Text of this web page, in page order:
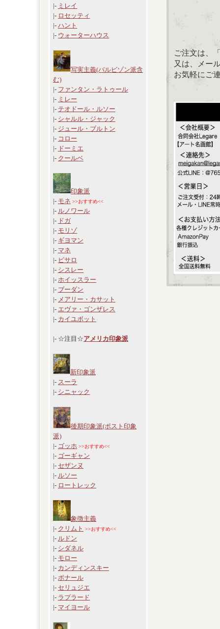
|- ミレイ
|- ロセッティ
|- ハント
|- ウォーターハウス
写実主義(バルビゾン派含
む)
|- ファンタン・ラトゥール
|- ミレー
|- テオドール・ルソー
|- シャルル・ジャック
|- ジュール・ブルトン
|- コロー
|- ドーミエ
|- クールベ
印象派
|- モネ >>おすすめ<<
|- ルノワール
|- ドガ
|- モリゾ
|- ギヨマン
|- マネ
|- ピサロ
|- シスレー
|- ホイッスラー
|- ブーダン
|- メアリー・カサット
|- エヴァ・ゴンザレス
|- カイユボット
|- ☆注目☆アメリカ印象派
新印象派
|- スーラ
|- シニャック
後期印象派(ポスト印象
派)
|- ゴッホ >>おすすめ<<
|- ゴーギャン
|- セザンヌ
|- ルソー
|- ロートレック
象徴主義
|- クリムト >>おすすめ<<
|- ルドン
|- シダネル
|- モロー
|- カンディンスキー
|- ボナール
|- セリュジエ
|- ラプラード
|- マイヨール
ご注文は、
又は、メー
お気軽にご